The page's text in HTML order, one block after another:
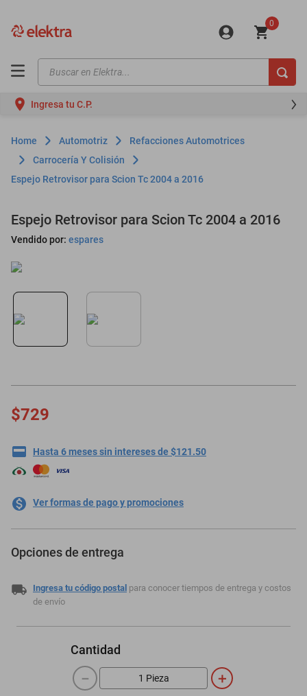
0
Buscar en Elektra...
Ingresa tu C.P.
Automotriz
Refacciones Automotrices
Carrocería Y Colisión
Espejo Retrovisor para Scion Tc 2004 a 2016
Espejo Retrovisor para Scion Tc 2004 a 2016
Vendido por: espares
$729
Hasta 6 meses sin intereses de $121.50
Ver formas de pago y promociones
Opciones de entrega
Ingresa tu código postal para conocer tiempos de entrega y costos
de envío
Cantidad
＋
－
motos
moto
celulares
iphones
motoneta